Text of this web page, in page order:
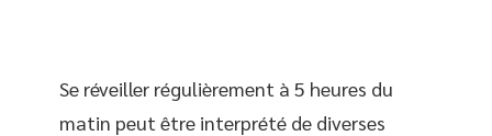
Se réveiller régulièrement à 5 heures du
matin peut être interprété de diverses